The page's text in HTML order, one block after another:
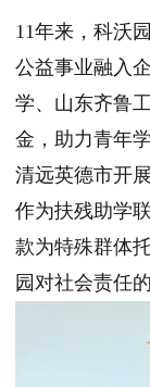
11年来，科沃
公益事业融入
学、山东齐鲁
金，助力青年
清远英德市开
作为扶残助学
款为特殊群体
园对社会责任